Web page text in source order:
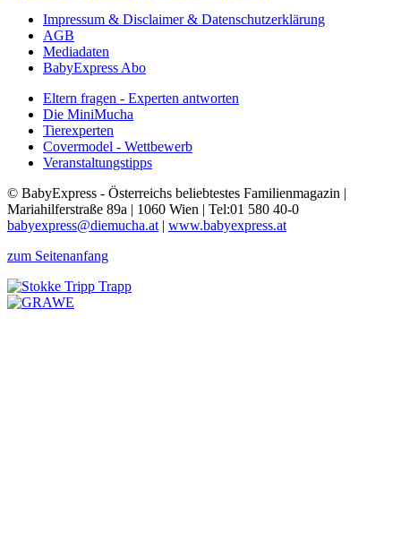
Impressum & Disclaimer & Datenschutzerklärung
AGB
Mediadaten
BabyExpress Abo
Eltern fragen - Experten antworten
Die MiniMucha
Tierexperten
Covermodel - Wettbewerb
Veranstaltungstipps
© BabyExpress - Österreichs beliebtestes Familienmagazin |
Mariahilferstraße 89a | 1060 Wien | Tel:01 580 40-0
babyexpress@diemucha.at | www.babyexpress.at
zum Seitenanfang